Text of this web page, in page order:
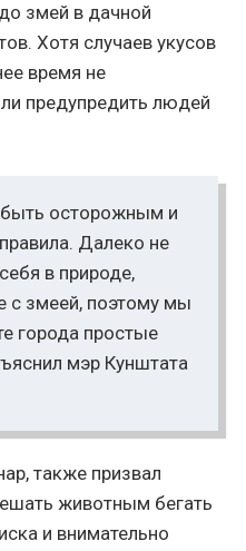
змей в дачной
Хотя случаев укусов
время не
предупредить людей
осторожным и
Далеко не
в природе,
с змеей, поэтому мы
города простые
мэр Кунштата
также призвал
животным бегать
и внимательно